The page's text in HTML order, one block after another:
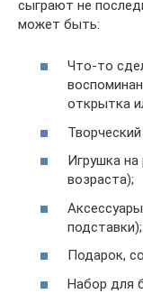
сыграют не
может быть:
Что-то
открытка
Игрушка на
возраста);
подставки);
Подарок,
Набор для